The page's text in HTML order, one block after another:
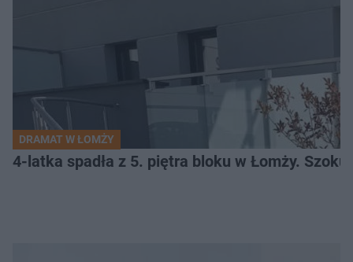
DRAMAT W ŁOMŻY
4-latka spadła z 5. piętra bloku w Łomży.